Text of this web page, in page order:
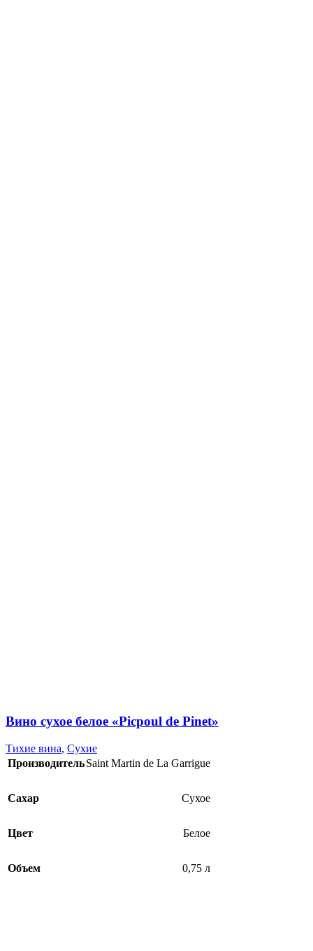
Вино сухое белое «Picpoul de Pinet»
Тихие вина, Сухие
ПроизводительSaint Martin de La Garrigue
Сахар Сухое
Цвет Белое
Объем 0,75 л